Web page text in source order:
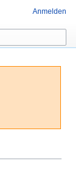
Anmelden